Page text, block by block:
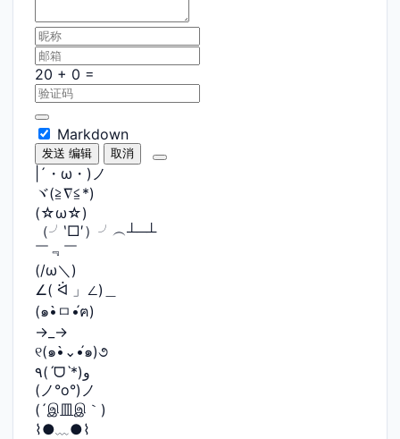
Markdown
发送 编辑 取消
|´・ω・)ノ
ヾ(≧∇≦*)ゝ
(☆ω☆)
（╯‵□′）╯︵┴─┴
￣﹃￣
(/ω＼)
∠( ᐛ 」∠)＿
(๑•̀ㅁ•́ฅ)
→_→
୧(๑•̀⌄•́๑)૭
٩(ˊᗜˋ*)و
(ノ°ο°)ノ
(´இ皿இ｀)
⌇●﹏●⌇